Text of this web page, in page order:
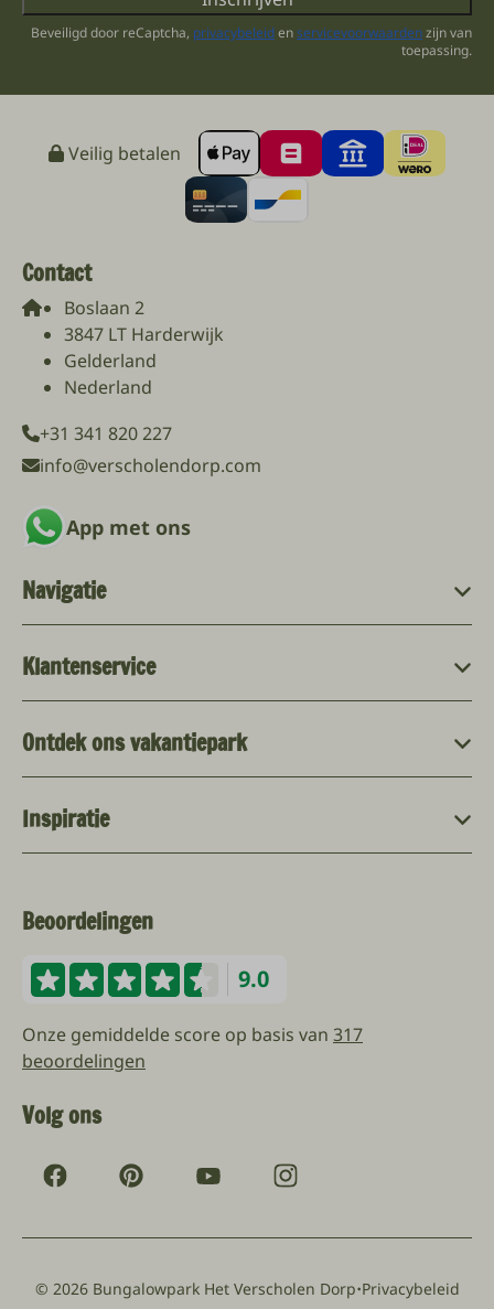
Beveiligd door reCaptcha, privacybeleidenservicevoorwaardenzijn van
toepassing.
Veilig betalen
Contact
Boslaan 2
3847 LT Harderwijk
Gelderland
Nederland
+31 341 820 227
info@verscholendorp.com
App met ons
Navigatie
Klantenservice
Ontdek ons vakantiepark
Inspiratie
Beoordelingen
9.0
Onze gemiddelde score op basis van 317
beoordelingen
Volg ons
© 2026 Bungalowpark Het Verscholen Dorp·Privacybeleid